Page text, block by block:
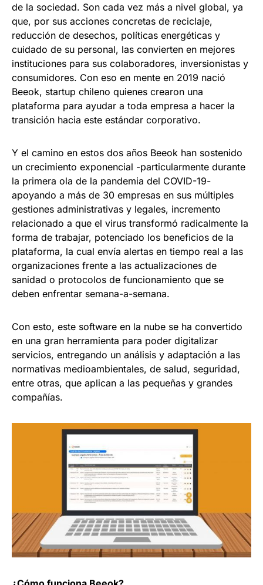
de la sociedad. Son cada vez más a nivel global, ya
que, por sus acciones concretas de reciclaje,
reducción de desechos, políticas energéticas y
cuidado de su personal, las convierten en mejores
instituciones para sus colaboradores, inversionistas y
consumidores. Con eso en mente en 2019 nació
Beeok, startup chileno quienes crearon una
plataforma para ayudar a toda empresa a hacer la
transición hacia este estándar corporativo.
Y el camino en estos dos años Beeok han sostenido
un crecimiento exponencial -particularmente durante
la primera ola de la pandemia del COVID-19-
apoyando a más de 30 empresas en sus múltiples
gestiones administrativas y legales, incremento
relacionado a que el virus transformó radicalmente la
forma de trabajar, potenciado los beneficios de la
plataforma, la cual envía alertas en tiempo real a las
organizaciones frente a las actualizaciones de
sanidad o protocolos de funcionamiento que se
deben enfrentar semana-a-semana.
Con esto, este software en la nube se ha convertido
en una gran herramienta para poder digitalizar
servicios, entregando un análisis y adaptación a las
normativas medioambientales, de salud, seguridad,
entre otras, que aplican a las pequeñas y grandes
compañías.